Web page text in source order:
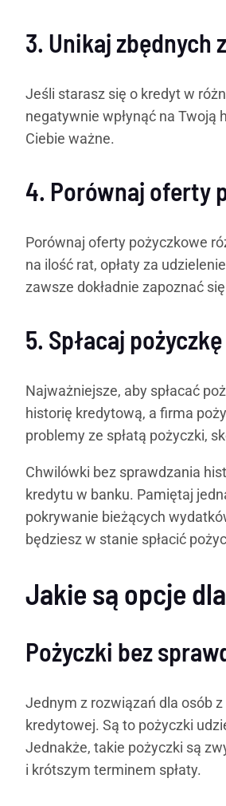
3. Unikaj zbędnych
Jeśli starasz się o kredyt w
negatywnie wpłynąć na Twoją
Ciebie ważne.
4. Porównaj oferty
Porównaj oferty pożyczkowe
na ilość rat, opłaty za
zawsze dokładnie zapoznać
5. Spłacaj
Najważniejsze, aby spłacać
historię kredytową, a firma
problemy ze spłatą pożyczki,
Chwilówki bez sprawdzania
kredytu w banku. Pamiętaj
pokrywanie bieżących
będziesz w stanie spłacić
Jakie są opcje
Pożyczki bez
Jednym z rozwiązań dla osób
kredytowej. Są to pożyczki
Jednakże, takie pożyczki są
i krótszym terminem spłaty.